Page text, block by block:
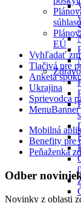
EÚ
Vyhľadať
Tlačivá pre
Anketa
Ukrajina
Sprievodca
MenuBanner
Mobilná
Benefity pre
Peňaženka
Odber
Novinky z oblasti